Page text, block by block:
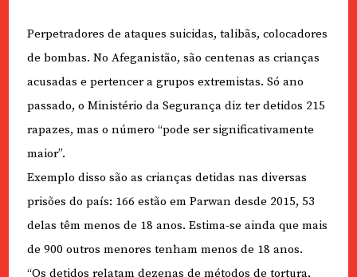
Perpetradores de ataques suicidas, talibãs, colocadores
de bombas. No Afeganistão, são centenas as crianças
acusadas e pertencer a grupos extremistas. Só ano
passado, o Ministério da Segurança diz ter detidos 215
rapazes, mas o número “pode ser significativamente
maior”.
Exemplo disso são as crianças detidas nas diversas
prisões do país: 166 estão em Parwan desde 2015, 53
delas têm menos de 18 anos. Estima-se ainda que mais
de 900 outros menores tenham menos de 18 anos.
“Os detidos relatam dezenas de métodos de tortura,